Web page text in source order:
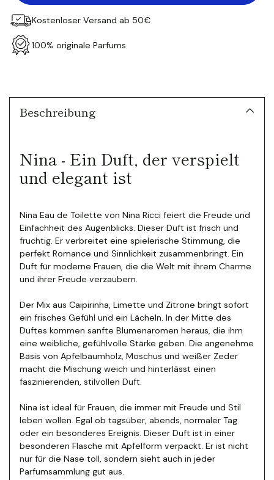
Kostenloser Versand ab 50€
100% originale Parfums
legen
Beschreibung
Nina - Ein Duft, der verspielt
und elegant ist
Nina Eau de Toilette von Nina Ricci feiert die Freude und
Einfachheit des Augenblicks. Dieser Duft ist frisch und
fruchtig. Er verbreitet eine spielerische Stimmung, die
perfekt Romance und Sinnlichkeit zusammenbringt. Ein
Duft für moderne Frauen, die die Welt mit ihrem Charme
und ihrer Freude verzaubern.
Der Mix aus Caipirinha, Limette und Zitrone bringt sofort
ein frisches Gefühl und ein Lächeln. In der Mitte des
Duftes kommen sanfte Blumenaromen heraus, die ihm
eine weibliche, gefühlvolle Stärke geben. Die angenehme
Basis von Apfelbaumholz, Moschus und weißer Zeder
macht die Mischung weich und hinterlässt einen
faszinierenden, stilvollen Duft.
Nina ist ideal für Frauen, die immer mit Freude und Stil
leben wollen. Egal ob tagsüber, abends, normaler Tag
oder ein besonderes Ereignis. Dieser Duft ist in einer
besonderen Flasche mit Apfelform verpackt. Er ist nicht
nur für die Nase toll, sondern sieht auch in jeder
Parfumsammlung gut aus.